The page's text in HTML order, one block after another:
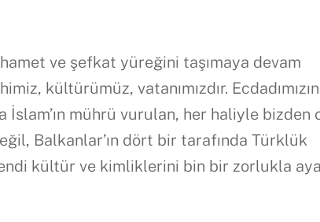
ve şefkat yüreğini taşımaya devam
kültürümüz, vatanımızdır. Ecdadımızın
mührü vurulan, her haliyle bizden
Balkanlar’ın dört bir tarafında Türklük
kültür ve kimliklerini bin bir zorlukla